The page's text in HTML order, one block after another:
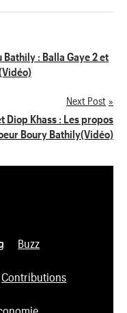
: Balla Gaye 2 et
Next Post
Diop Khass : Les propos
Boury Bathily(Vidéo)
Buzz
Contributions